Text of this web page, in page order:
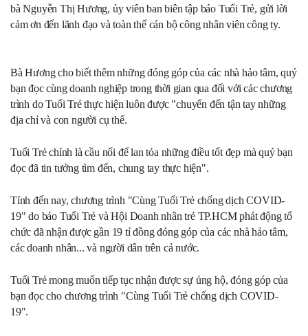
bà Nguyễn Thị Hương, ủy viên ban biên tập báo Tuổi Trẻ, gửi lời
cảm ơn đến lãnh đạo và toàn thể cán bộ công nhân viên công ty.
Bà Hương cho biết thêm những đóng góp của các nhà hảo tâm, quý
bạn đọc cùng doanh nghiệp trong thời gian qua đối với các chương
trình do Tuổi Trẻ thực hiện luôn được "chuyển đến tận tay những
địa chỉ và con người cụ thể.
Tuổi Trẻ chính là cầu nối để lan tỏa những điều tốt đẹp mà quý bạn
đọc đã tin tưởng tìm đến, chung tay thực hiện".
Tính đến nay, chương trình "Cùng Tuổi Trẻ chống dịch COVID-
19" do báo Tuổi Trẻ và Hội Doanh nhân trẻ TP.HCM phát động tổ
chức đã nhận được gần 19 tỉ đồng đóng góp của các nhà hảo tâm,
các doanh nhân... và người dân trên cả nước.
Tuổi Trẻ mong muốn tiếp tục nhận được sự ủng hộ, đóng góp của
bạn đọc cho chương trình "Cùng Tuổi Trẻ chống dịch COVID-
19".